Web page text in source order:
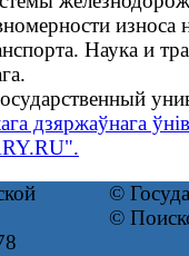
износа
Наука
дзяржаўнага
©
©